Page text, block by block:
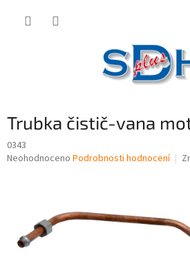
Trubka čistič-vana
0343
Průměrné
hvězdiček.
Neohodnoceno Podrobnosti hodnocení